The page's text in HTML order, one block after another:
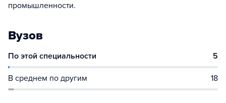
промышленности.
Вузов
По этой специальности 5
В среднем по другим 18